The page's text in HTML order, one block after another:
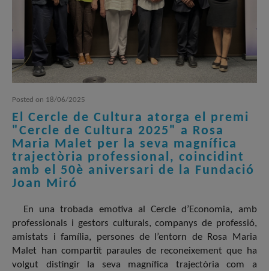
Postedon 18/06/2025
El Cercle de Cultura atorga el premi
"Cercle de Cultura 2025" a Rosa
Maria Malet per la seva magnífica
trajectòria professional, coincidint
amb el 50è aniversari de la Fundació
Joan Miró
En una trobada emotiva al Cercle d’Economia, amb
professionals i gestors culturals, companys de professió,
amistats i família, persones de l’entorn de Rosa Maria
Malet han compartit paraules de reconeixement que ha
volgut distingir la seva magnífica trajectòria com a